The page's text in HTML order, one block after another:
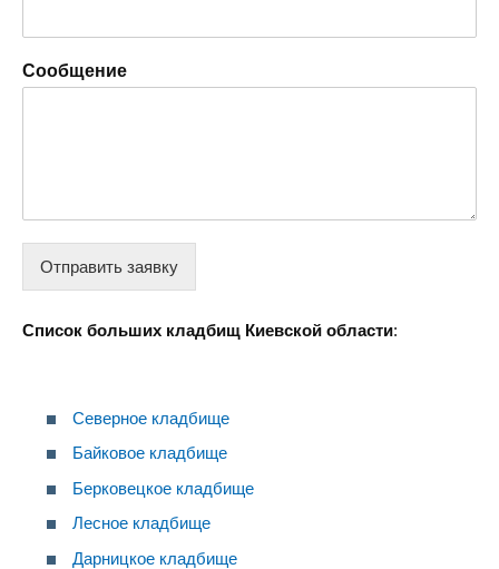
Сообщение
Отправить заявку
Список больших кладбищ Киевской области:
Северное кладбище
Байковое кладбище
Берковецкое кладбище
Лесное кладбище
Дарницкое кладбище